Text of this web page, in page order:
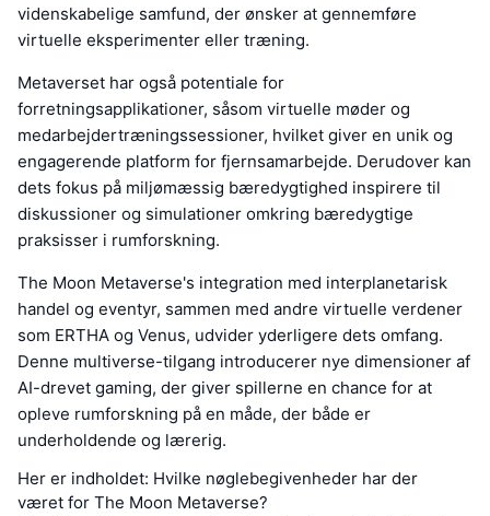
videnskabelige samfund, der ønsker at gennemføre
virtuelle eksperimenter eller træning.
Metaverset har også potentiale for
forretningsapplikationer, såsom virtuelle møder og
medarbejdertræningssessioner, hvilket giver en unik og
engagerende platform for fjernsamarbejde. Derudover kan
dets fokus på miljømæssig bæredygtighed inspirere til
diskussioner og simulationer omkring bæredygtige
praksisser i rumforskning.
The Moon Metaverse's integration med interplanetarisk
handel og eventyr, sammen med andre virtuelle verdener
som ERTHA og Venus, udvider yderligere dets omfang.
Denne multiverse-tilgang introducerer nye dimensioner af
AI-drevet gaming, der giver spillerne en chance for at
opleve rumforskning på en måde, der både er
underholdende og lærerig.
Her er indholdet: Hvilke nøglebegivenheder har der
været for The Moon Metaverse?